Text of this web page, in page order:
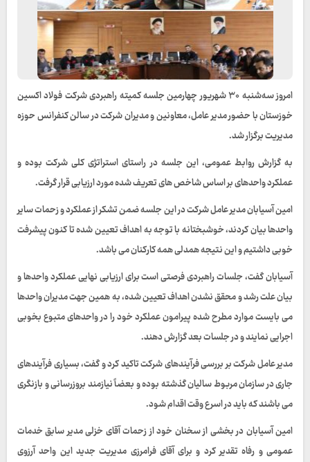
امروز سه‌شنبه ۳۰ شهریور چهارمین جلسه کمیته راهبردی شرکت فولاد اکسین
خوزستان با حضور مدیر عامل، معاونین و مدیران شرکت در سالن کنفرانس حوزه
مدیریت برگزار شد.
به گزارش روابط عمومی، این جلسه در راستای استراتژی کلی شرکت بوده و
عملکرد واحد‌های بر اساس شاخص های تعریف شده مورد ارزیابی قرار گرفت.
امین آسیابان مدیر عامل شرکت در این جلسه ضمن تشکر از عملکرد و زحمات سایر
واحدها بیان کردند، خوشبختانه با توجه به اهداف تعیین شده تا کنون پیشرفت
خوبی داشتیم و این نتیجه همدلی همه کارکنان می باشد.
آسیابان گفت، جلسات راهبردی فرصتی است برای ارزیابی نهایی عملکرد واحدها و
بیان علت رشد و محقق نشدن اهداف تعیین شده، به همین جهت مدیران واحدها
می بایست موارد مطرح شده پیرامون عملکرد خود را در واحد‌های متبوع بخوبی
اجرایی نمایند و در جلسات بعد گزارش دهند.
مدیر عامل شرکت بر بررسی فرآیندهای شرکت تاکید کرد و گفت، بسیاری فرآیندهای
جاری در سازمان مربوط سالیان گذشته بوده و بعضاً نیازمند بروزرسانی و بازنگری
می باشند که باید در اسرع وقت اقدام شود.
امین آسیابان در بخشی از سخنان خود از زحمات آقای خزلی مدیر سابق خدمات
عمومی و رفاه تقدیر کرد و برای آقای فرامرزی مدیریت جدید این واحد آرزوی